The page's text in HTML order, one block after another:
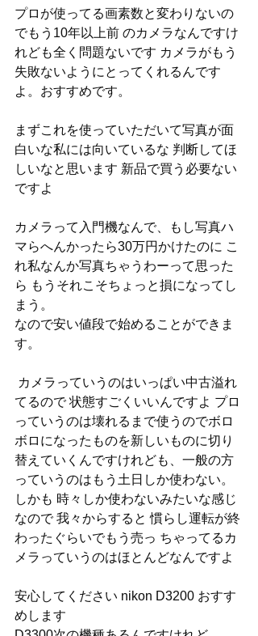
プロが使ってる画素数と変わりないの
でもう10年以上前 のカメラなんですけ
れども全く問題ないです カメラがもう
失敗ないようにとってくれるんです
よ。おすすめです。
まずこれを使っていただいて写真が面
白いな私には向いているな 判断してほ
しいなと思います 新品で買う必要ない
ですよ
カメラって入門機なんで、もし写真ハ
マらへんかったら30万円かけたのに こ
れ私なんか写真ちゃうわーって思った
ら もうそれこそちょっと損になってし
まう。
なので安い値段で始めることができま
す。
てるので 状態すごくいいんですよ プロ
っていうのは壊れるまで使うのでボロ
ボロになったものを新しいものに切り
替えていくんですけれども、一般の方
っていうのはもう土日しか使わない。
しかも 時々しか使わないみたいな感じ
なので 我々からすると 慣らし運転が終
わったぐらいでもう売っ ちゃってるカ
メラっていうのはほとんどなんですよ
安心してください nikon D3200 おすす
めします